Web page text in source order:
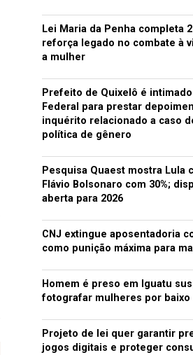
Lei Maria da Penha completa
reforça legado no combate à
a mulher
Prefeito de Quixelô é
Federal para prestar
inquérito relacionado a caso
política de gênero
Pesquisa Quaest mostra Lula
Flávio Bolsonaro com 30%;
aberta para 2026
CNJ extingue aposentadoria
como punição máxima para
Homem é preso em Iguatu
fotografar mulheres por baixo
Projeto de lei quer garantir
jogos digitais e proteger